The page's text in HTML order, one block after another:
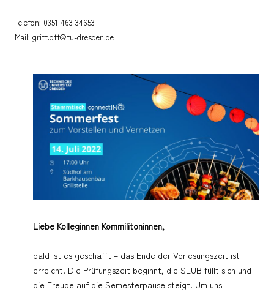
Liebe Kolleginnen Kommilitoninnen,
bald ist es geschafft – das Ende der Vorlesungszeit ist
erreicht! Die Prüfungszeit beginnt, die SLUB füllt sich und
die Freude auf die Semesterpause steigt. Um uns
Telefon: 0351 463 34653
Mail: gritt.ott@tu-dresden.de